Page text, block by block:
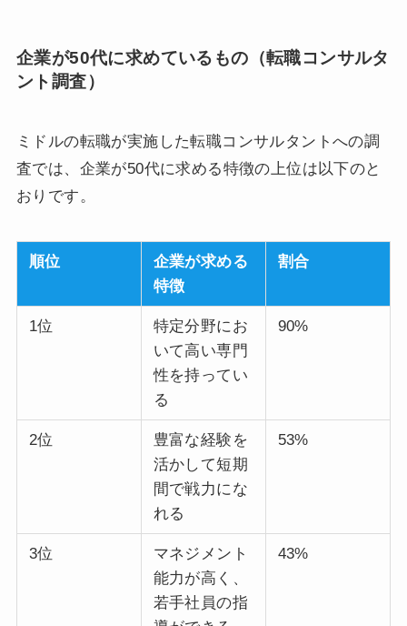
企業が50代に求めているもの（転職コンサルタ
ント調査）
ミドルの転職が実施した転職コンサルタントへの調
査では、企業が50代に求める特徴の上位は以下のと
おりです。
順位
企業が求める
特徴
割合
1位
特定分野にお
いて高い専門
性を持ってい
る
90%
2位
豊富な経験を
活かして短期
間で戦力にな
れる
53%
3位
マネジメント
能力が高く、
若手社員の指
43%